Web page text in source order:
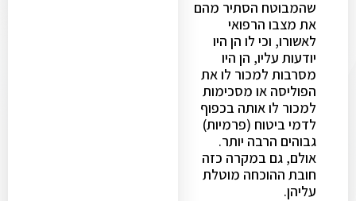
שהמבוטח הסתיר מהם
את מצבו הרפואי
לאשורו, וכי לו הן היו
יודעות עליו, הן היו
מסרבות למכור לו את
הפוליסה או מסכימות
למכור לו אותה בכפוף
לדמי ביטוח (פרמיות)
גבוהים הרבה יותר.
אולם, גם במקרה כזה
חובת ההוכחה מוטלת
עליהן.